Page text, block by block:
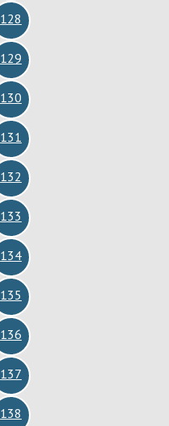
128
129
130
131
132
133
134
135
136
137
138